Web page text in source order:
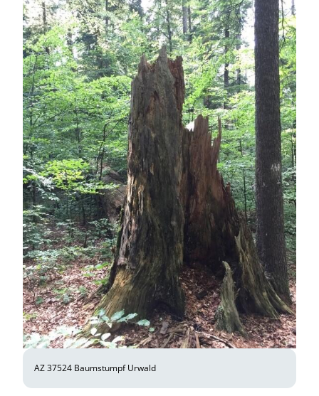
AZ 37524 Baumstumpf Urwald